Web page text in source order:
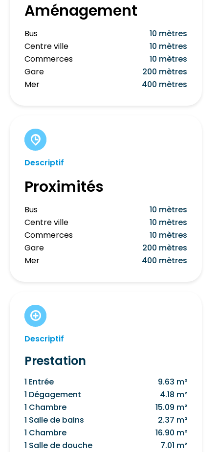
Aménagement
Bus
10 mètres
Centre ville
10 mètres
Commerces
10 mètres
Gare
200 mètres
Mer
400 mètres
Descriptif
Proximités
Bus
10 mètres
Centre ville
10 mètres
Commerces
10 mètres
Gare
200 mètres
Mer
400 mètres
Descriptif
Prestation
1 Entrée
9.63 m²
1 Dégagement
4.18 m²
1 Chambre
15.09 m²
1 Salle de bains
2.37 m²
1 Chambre
16.90 m²
1 Salle de douche
7.01 m²